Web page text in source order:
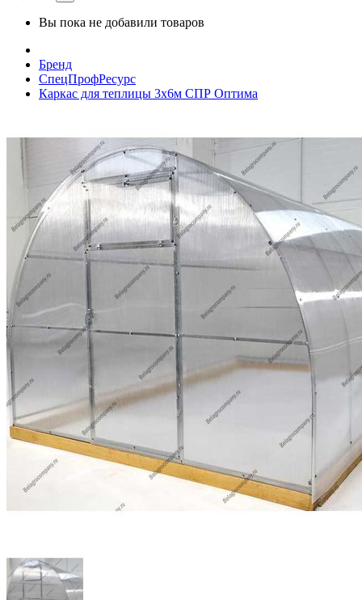
Вы пока не добавили товаров
Бренд
СпецПрофРесурс
Каркас для теплицы 3х6м СПР Оптима